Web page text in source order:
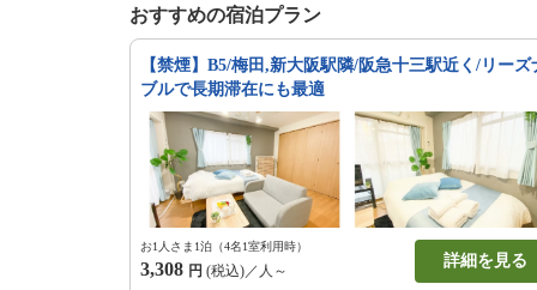
おすすめの宿泊プラン
【禁煙】B5/梅田,新大阪駅隣/阪急十三駅近く/リーズ
ブルで長期滞在にも最適
お1人さま1泊（4名1室利用時）
3,308 円 (税込)／人～
詳細を見る